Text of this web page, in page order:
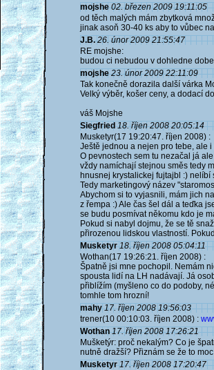
mojshe 02. březen 2009 19:11:05
od těch malých mám zbytková
jinak asoň 30-40 ks aby to vůbec
J.B. 26. únor 2009 21:55:47
RE mojshe:
budou ci nebudou v dohledne
mojshe 23. únor 2009 22:11:09
Tak konečně dorazila další várka
Velký výběr, košer ceny, a dodací
váš Mojshe
Siegfried 18. říjen 2008 20:05:14
Musketyr(17 19:20:47. říjen 2008) :
Ještě jednou a nejen pro tebe, ale
O pevnostech sem tu nezačal já
vždy namíchají stejnou směs tedy
hnusnej krystalickej fujtajbl :)
Tedy marketingový název
Abychom si to vyjasnili, mám jich
z řempa :) Ale čas šel dál a teďka
se budu posmívat někomu kdo je
Pokud si nabyl dojmu, že se tě
přirozenou lidskou vlastností.
Musketyr 18. říjen 2008 05:04:11
Wothan(17 19:26:21. říjen 2008) :
Špatně jsi mne pochopil. Nemám
spousta lidí na LH nadávají. Já
přiblížím (myšleno co do podoby,
tomhle tom hrozní!
mahy 17. říjen 2008 19:56:03
trener(10 00:10:03. říjen 2008) :
Wothan 17. říjen 2008 17:26:21
Mušketýr: proč nekalým? Co je
nutně dražší? Přiznám se že to
Musketyr 17. říjen 2008 17:20:47